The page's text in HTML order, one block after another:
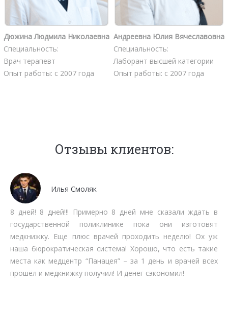
Дюжина Людмила Николаевна
Специальность:
Врач терапевт
Опыт работы: с 2007 года
Андреевна Юлия Вячеславовна
Специальность:
Лаборант высшей категории
Опыт работы: с 2007 года
Отзывы клиентов:
Мочалов Дмитрий
Мне как бизнесмену нет времени тратить на стояние в
очередях. Работают быстро, качественно, вменяемо по
срокам прохождения. Рекомендую.